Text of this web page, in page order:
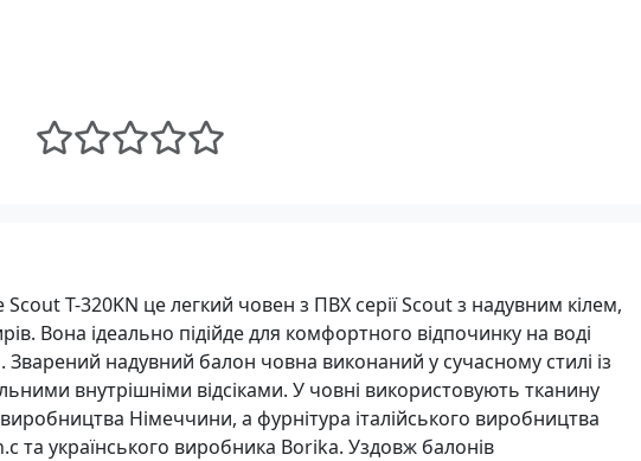
T-320KN це легкий човен з ПВХ серії Scout з надувним кілем,
Вона ідеально підійде для комфортного відпочинку на воді
Зварений надувний балон човна виконаний у сучасному стилі із
внутрішніми відсіками. У човні використовують тканину
Німеччини, а фурнітура італійського виробництва
та українського виробника Borika. Уздовж балонів